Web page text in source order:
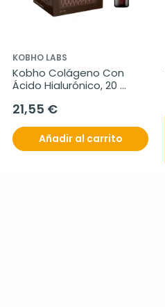
KOBHO LABS
Kobho Colágeno Con
Ácido Hialurónico, 20
21,55 €
Añadir al carrito